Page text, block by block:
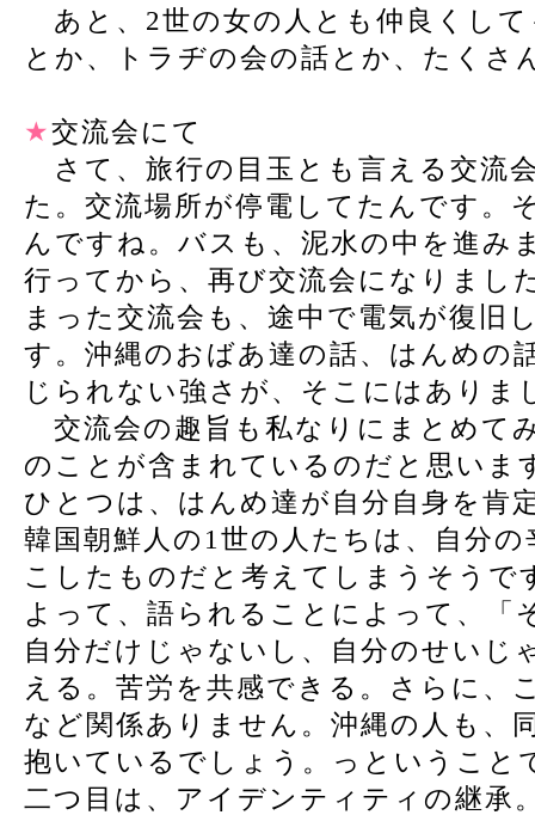
あと、2世の女の人とも仲良くし
とか、トラヂの会の話とか、たくさ
★交流会にて
さて、旅行の目玉とも言える交流
た。交流場所が停電してたんです。
んですね。バスも、泥水の中を進み
行ってから、再び交流会になりまし
まった交流会も、途中で電気が復旧
す。沖縄のおばあ達の話、はんめの
じられない強さが、そこにはありま
交流会の趣旨も私なりにまとめて
のことが含まれているのだと思いま
ひとつは、はんめ達が自分自身を肯
韓国朝鮮人の1世の人たちは、自分
こしたものだと考えてしまうそうで
よって、語られることによって、「
自分だけじゃないし、自分のせいじ
える。苦労を共感できる。さらに、
など関係ありません。沖縄の人も、
抱いているでしょう。っということ
二つ目は、アイデンティティの継承